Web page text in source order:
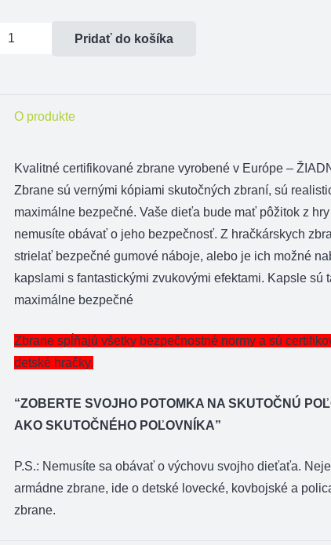
množstvo
star
Pridať do košíka
O produkte
Kvalitné certifikované zbrane vyrobené v Európe –
Zbrane sú vernými kópiami skutočných zbraní, sú
maximálne bezpečné. Vaše dieťa bude mať pôžitok z hry
nemusíte obávať o jeho bezpečnosť. Z hračkárskych
strielať bezpečné gumové náboje, alebo je ich možné
kapslami s fantastickými zvukovými efektami. Kapsle sú
maximálne bezpečné
Zbrane spĺňajú všetky bezpečnostné normy a sú
detské hračky.
“ZOBERTE SVOJHO POTOMKA NA SKUTOČNÚ
AKO SKUTOČNÉHO POĽOVNÍKA”
P.S.: Nemusíte sa obávať o výchovu svojho dieťaťa.
armádne zbrane, ide o detské lovecké, kovbojské a
zbrane.